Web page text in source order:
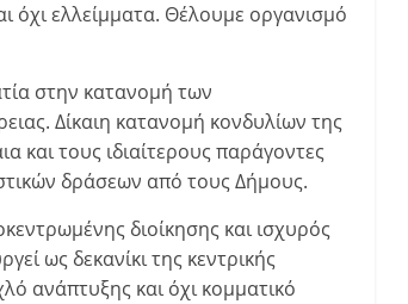
όχι ελλείμματα. Θέλουμε οργανισμό
στην κατανομή των
Δίκαιη κατανομή κονδυλίων της
και τους ιδιαίτερους παράγοντες
δράσεων από τους Δήμους.
διοίκησης και ισχυρός
ως δεκανίκι της κεντρικής
ανάπτυξης και όχι κομματικό